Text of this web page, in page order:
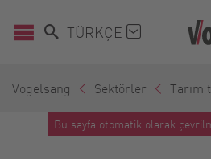
TÜRKÇE
Vogelsang Sektörler Tarım
Bu sayfa otomatik olarak